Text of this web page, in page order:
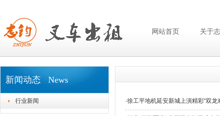
网站首页 关于
新闻动态 News
行业新闻 ·徐工平地机延安新城上演精彩“双龙